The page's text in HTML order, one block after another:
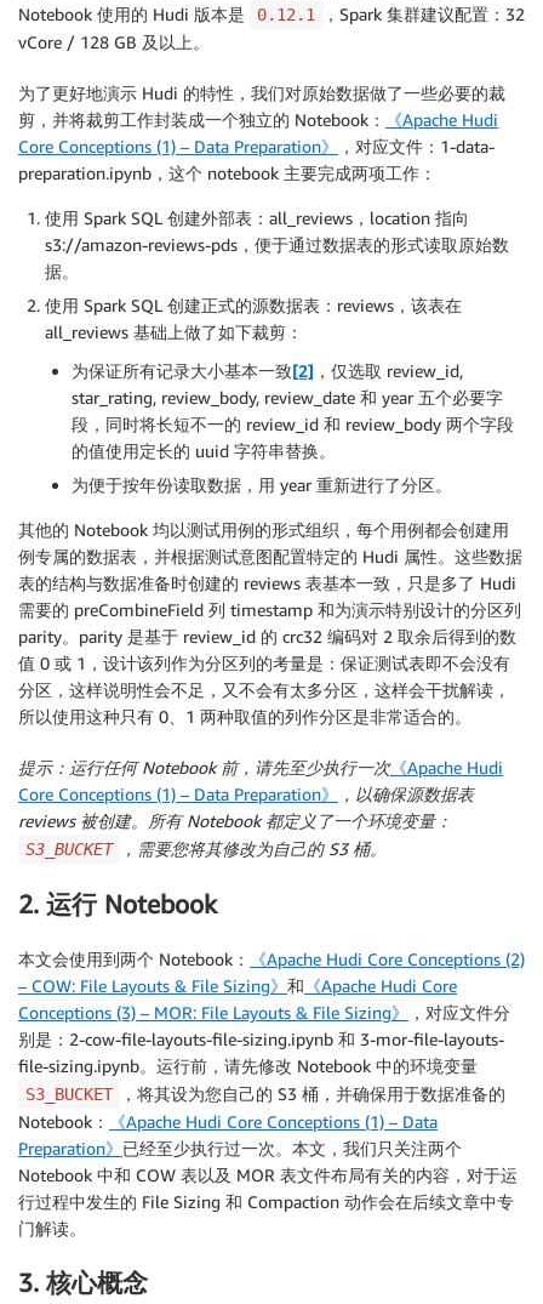
Notebook 使用的 Hudi 版本是
0.12.1
，Spark 集群建议配置：32
vCore / 128 GB 及以上。
为了更好地演示 Hudi 的特性，我们对原始数据做了一些必要的裁
剪，并将裁剪工作封装成一个独立的 Notebook：
《Apache Hudi
Core Conceptions (1) – Data Preparation》
，对应文件：1-data-
preparation.ipynb，这个 notebook 主要完成两项工作：
使用 Spark SQL 创建外部表：all_reviews，location 指向
s3://amazon-reviews-pds，便于通过数据表的形式读取原始数
据。
使用 Spark SQL 创建正式的源数据表：reviews，该表在
all_reviews 基础上做了如下裁剪：
为保证所有记录大小基本一致[2] ，仅选取 review_id,
star_rating, review_body, review_date 和 year 五个必要字
段，同时将长短不一的 review_id 和 review_body 两个字段
的值使用定长的 uuid 字符串替换。
为便于按年份读取数据，用 year 重新进行了分区。
其他的 Notebook 均以测试用例的形式组织，每个用例都会创建用
例专属的数据表，并根据测试意图配置特定的 Hudi 属性。这些数据
表的结构与数据准备时创建的 reviews 表基本一致，只是多了 Hudi
需要的 preCombineField 列 timestamp 和为演示特别设计的分区列
parity。parity 是基于 review_id 的 crc32 编码对 2 取余后得到的数
值 0 或 1，设计该列作为分区列的考量是：保证测试表即不会没有
分区，这样说明性会不足，又不会有太多分区，这样会干扰解读，
所以使用这种只有 0、1 两种取值的列作分区是非常适合的。
提示：运行任何 Notebook 前，请先至少执行一次《Apache Hudi
Core Conceptions (1) – Data Preparation》
，以确保源数据表
reviews 被创建。所有 Notebook 都定义了一个环境变量：
S3_BUCKET ，需要您将其修改为自己的 S3 桶。
2. 运行 Notebook
本文会使用到两个 Notebook：
《Apache Hudi Core Conceptions (2)
– COW: File Layouts & File Sizing》 和 《Apache Hudi Core
Conceptions (3) – MOR: File Layouts & File Sizing》
，对应文件分
别是：2-cow-file-layouts-file-sizing.ipynb 和 3-mor-file-layouts-
file-sizing.ipynb。运行前，请先修改 Notebook 中的环境变量
S3_BUCKET
，将其设为您自己的 S3 桶，并确保用于数据准备的
Notebook：
《Apache Hudi Core Conceptions (1) – Data
Preparation》 已经至少执行过一次。本文，我们只关注两个
Notebook 中和 COW 表以及 MOR 表文件布局有关的内容，对于运
行过程中发生的 File Sizing 和 Compaction 动作会在后续文章中专
门解读。
3. 核心概念